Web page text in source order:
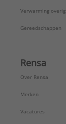
Verwarming overig
Gereedschappen
Rensa
Over Rensa
Merken
Vacatures